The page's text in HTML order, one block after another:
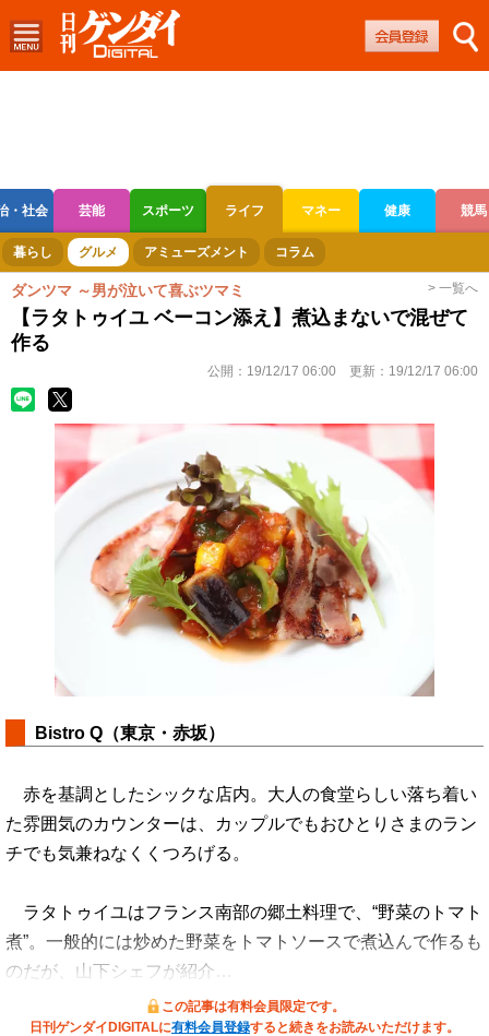
・社会 芸能 スポーツ ライフ マネー 健康 競馬
ボートレース 競輪 オートレース
暮らし グルメ アミューズメント コラム
ダンツマ ～男が泣いて喜ぶツマミ > 一覧へ
【ラタトゥイユ ベーコン添え】煮込まないで混ぜて
作る
公開： 19/12/17 06:00 更新： 19/12/17 06:00
Bistro Q（東京・赤坂）
赤を基調としたシックな店内。大人の食堂らしい落ち着い
た雰囲気のカウンターは、カップルでもおひとりさまのラン
チでも気兼ねなくくつろげる。
ラタトゥイユはフランス南部の郷土料理で、“野菜のトマト
煮”。一般的には炒めた野菜をトマトソースで煮込んで作るも
のだが、山下シェフが紹介…
この記事は有料会員限定です。
日刊ゲンダイDIGITALに有料会員登録すると続きをお読みいただけます。